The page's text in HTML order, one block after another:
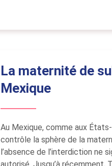
La maternité de
Mexique
Au Mexique, comme aux États-
contrôle la sphère de la
l’absence de l’interdiction ne
autorisé. Jusqu’à récemment,